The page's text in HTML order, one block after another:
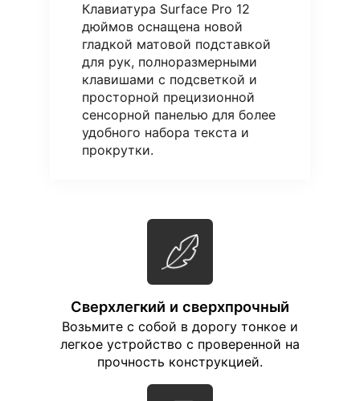
Клавиатура Surface Pro 12
дюймов оснащена новой
гладкой матовой подставкой
для рук, полноразмерными
клавишами с подсветкой и
просторной прецизионной
сенсорной панелью для более
удобного набора текста и
прокрутки.
Сверхлегкий и сверхпрочный
Возьмите с собой в дорогу тонкое и
легкое устройство с проверенной на
прочность конструкцией.